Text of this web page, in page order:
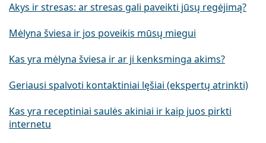
Akys ir stresas: ar stresas gali paveikti jūsų regėjimą?
Mėlyna šviesa ir jos poveikis mūsų miegui
Kas yra mėlyna šviesa ir ar ji kenksminga akims?
Geriausi spalvoti kontaktiniai lęšiai (ekspertų atrinkti)
Kas yra receptiniai saulės akiniai ir kaip juos pirkti
internetu